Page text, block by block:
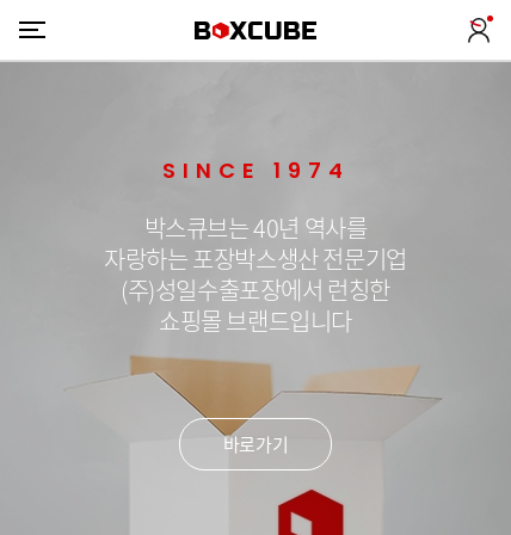
SINCE 1974
박스큐브는 40년 역사를
자랑하는 포장박스생산 전문기업
(주)성일수출포장에서 런칭한
쇼핑몰 브랜드입니다
바로가기